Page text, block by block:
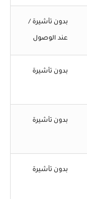
بدون تأشيرة /
عند الوصول
بدون تأشيرة
بدون تأشيرة
بدون تأشيرة